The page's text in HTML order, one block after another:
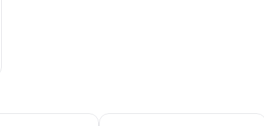
Firenze 32